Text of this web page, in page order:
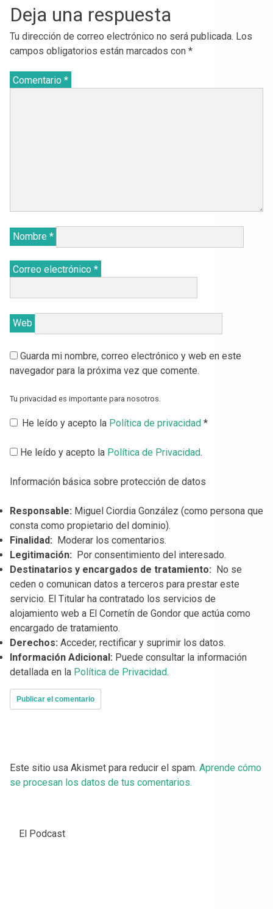
Deja una respuesta
Tu dirección de correo electrónico no será publicada. Los
campos obligatorios están marcados con *
Comentario *
Nombre *
Correo electrónico *
Web
Guarda mi nombre, correo electrónico y web en este
navegador para la próxima vez que comente.
Tu privacidad es importante para nosotros.
He leído y acepto la Política de privacidad *
He leído y acepto la Política de Privacidad.
Información básica sobre protección de datos
Responsable: Miguel Ciordia González (como persona que
consta como propietario del dominio).
Finalidad: Moderar los comentarios.
Legitimación: Por consentimiento del interesado.
Destinatarios y encargados de tratamiento: No se
ceden o comunican datos a terceros para prestar este
servicio. El Titular ha contratado los servicios de
alojamiento web a El Cornetín de Gondor que actúa como
encargado de tratamiento.
Derechos: Acceder, rectificar y suprimir los datos.
Información Adicional: Puede consultar la información
detallada en la Política de Privacidad.
Este sitio usa Akismet para reducir el spam. Aprende cómo
se procesan los datos de tus comentarios.
El Podcast